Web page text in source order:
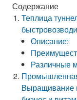
Содержание
Теплица
Описание:
Различные
Выращивание